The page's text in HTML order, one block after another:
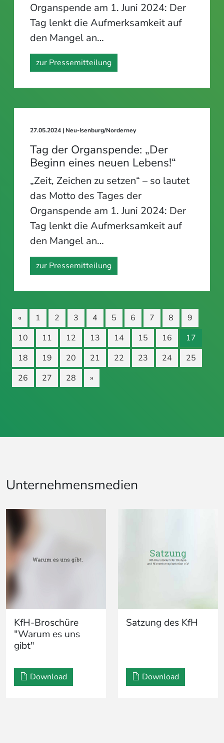
Organspende am 1. Juni 2024: Der
Tag lenkt die Aufmerksamkeit auf
den Mangel an…
zur Pressemitteilung
27.05.2024 | Neu-Isenburg/Norderney
Tag der Organspende: „Der
Beginn eines neuen Lebens!“
„Zeit, Zeichen zu setzen“ – so lautet
das Motto des Tages der
Organspende am 1. Juni 2024: Der
Tag lenkt die Aufmerksamkeit auf
den Mangel an…
zur Pressemitteilung
« 1 2 3 4 5 6 7 8
9
10
11 12 13 14 15 16
17
18
19 20 21 22 23 24
25
26
27 28 »
Unternehmensmedien
KfH-Broschüre
"Warum es uns
gibt"
Download
Satzung des KfH
Download